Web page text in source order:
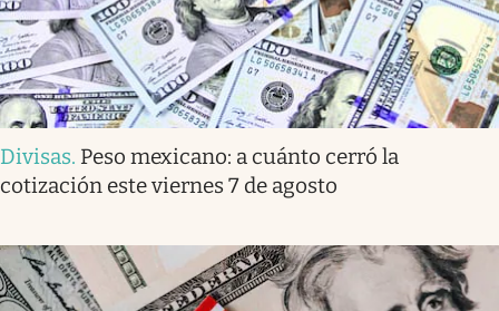
Divisas. Peso mexicano: a cuánto cerró la
cotización este viernes 7 de agosto